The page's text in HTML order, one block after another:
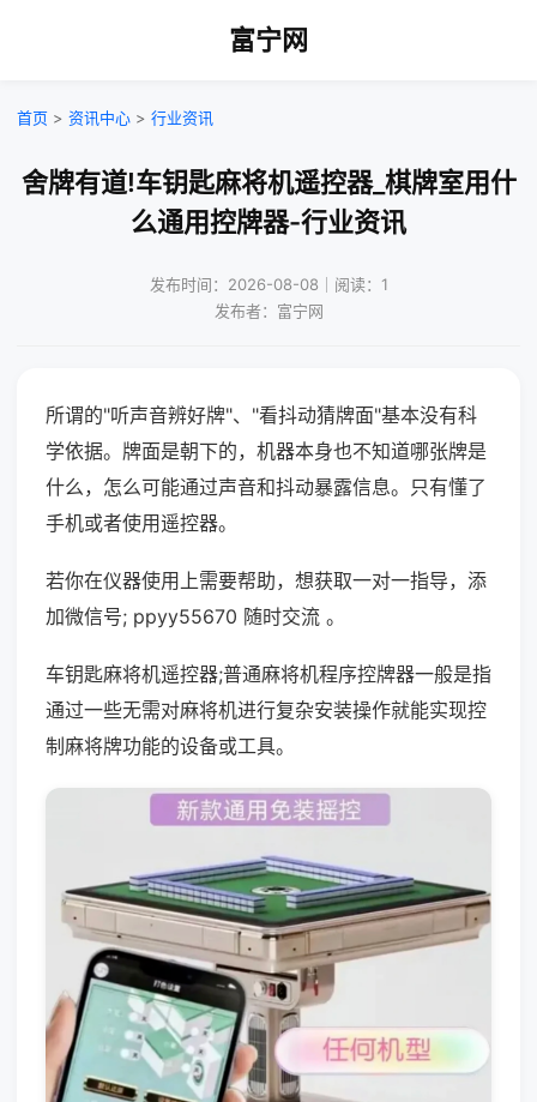
富宁网
首页 > 资讯中心 > 行业资讯
舍牌有道!车钥匙麻将机遥控器_棋牌室用什
么通用控牌器-行业资讯
发布时间：2026-08-08｜阅读：1
发布者：富宁网
所谓的"听声音辨好牌"、"看抖动猜牌面"基本没有科
学依据。牌面是朝下的，机器本身也不知道哪张牌是
什么，怎么可能通过声音和抖动暴露信息。只有懂了
手机或者使用遥控器。
若你在仪器使用上需要帮助，想获取一对一指导，添
加微信号; ppyy55670 随时交流 。
车钥匙麻将机遥控器;普通麻将机程序控牌器一般是指
通过一些无需对麻将机进行复杂安装操作就能实现控
制麻将牌功能的设备或工具。